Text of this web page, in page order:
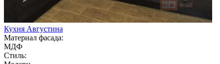
Кухня Августина
Материал фасада:
МДФ
Стиль: